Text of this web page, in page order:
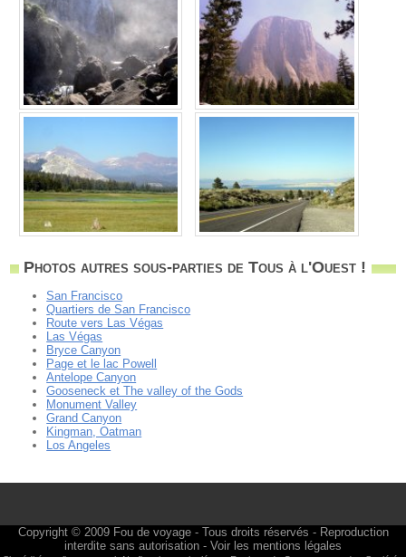
Photos autres sous-parties de Tous à l'Ouest !
San Francisco
Quartiers de San Francisco
Route vers Las Végas
Las Végas
Bryce Canyon
Page et le lac Powell
Antelope Canyon
Gooseneck et The valley of the Gods
Monument Valley
Grand Canyon
Kingman, Oatman
Los Angeles
Copyright © 2009 Fou de voyage- Tous droits réservés - Reproduction
interdite sans autorisation - Voir les mentions légales